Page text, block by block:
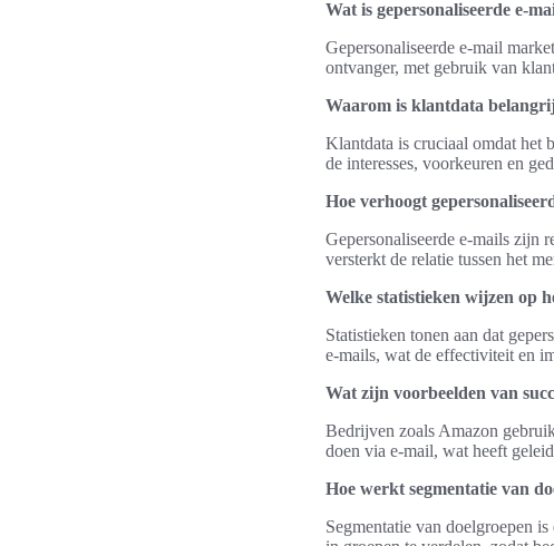
Wat is gepersonaliseerde e-
Gepersonaliseerde e-mail
ontvanger, met gebruik van
Waarom is klantdata
Klantdata is cruciaal omdat het
de interesses, voorkeuren en
Hoe verhoogt
Gepersonaliseerde e-mails zijn
versterkt de relatie tussen het
Welke statistieken wijzen op
Statistieken tonen aan dat
e-mails, wat de effectiviteit en
Wat zijn voorbeelden van
Bedrijven zoals Amazon
doen via e-mail, wat heeft
Hoe werkt segmentatie van
Segmentatie van doelgroepen